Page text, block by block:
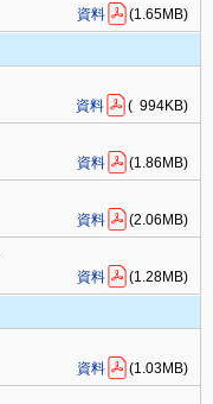
資料
(1.65MB)
資料
( 994KB)
資料
(1.86MB)
資料
(2.06MB)
資料
(1.28MB)
資料
(1.03MB)